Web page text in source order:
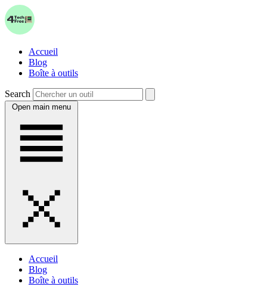
Accueil
Blog
Boîte à outils
Search
Open main menu
Accueil
Blog
Boîte à outils